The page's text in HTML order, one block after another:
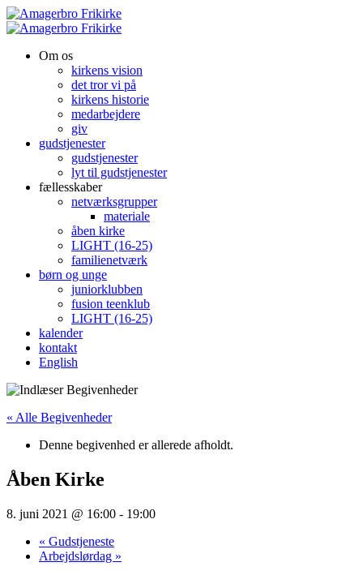
Om os
kirkens vision
det tror vi på
kirkens historie
medarbejdere
giv
gudstjenester
gudstjenester
lyt til gudstjenester
fællesskaber
netværksgrupper
materiale
åben kirke
LIGHT (16-25)
familienetværk
børn og unge
juniorklubben
fusion teenklub
LIGHT (16-25)
kalender
kontakt
English
« Alle Begivenheder
Denne begivenhed er allerede afholdt.
Åben Kirke
8. juni 2021 @ 16:00 - 19:00
« Gudstjeneste
Arbejdslørdag »